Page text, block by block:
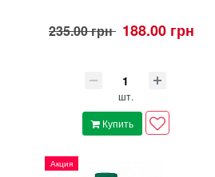
235.00 грн 188.00 грн
шт.
Купить
Акция